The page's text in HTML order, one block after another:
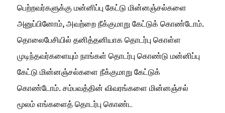
பெற்றவர்களுக்கு மன்னிப்பு கேட்டு மின்னஞ்சல்களை
அனுப்பினோம், அவற்றை நீக்குமாறு கேட்டுக் கொண்டோம்.
தொலைபேசியில் தனித்தனியாக தொடர்பு கொள்ள
முடிந்தவர்களையும் நாங்கள் தொடர்பு கொண்டு மன்னிப்பு
கேட்டு மின்னஞ்சல்களை நீக்குமாறு கேட்டுக்
கொண்டோம். சம்பவத்தின் விவரங்களை மின்னஞ்சல்
மூலம் எங்களைத் தொடர்பு கொண்ட